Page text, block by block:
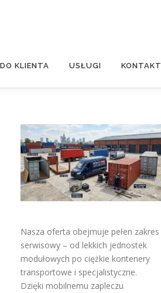
KLIENTA USŁUGI KONTAKT
Nasza oferta obejmuje pełen zakres
serwisowy – od lekkich jednostek
modułowych po ciężkie kontenery
transportowe i specjalistyczne.
Dzięki mobilnemu zapleczu